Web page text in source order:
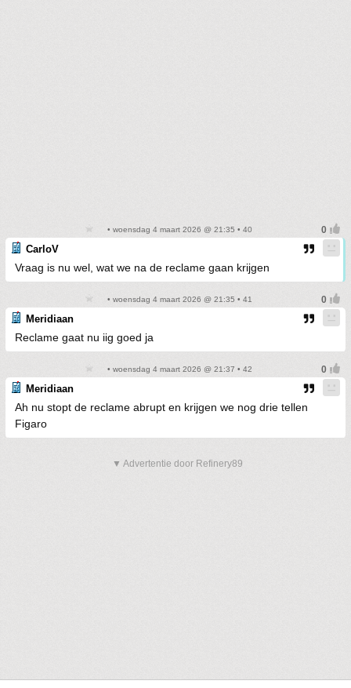
• woensdag 4 maart 2026 @ 21:35 • 40
CarloV
Vraag is nu wel, wat we na de reclame gaan krijgen
• woensdag 4 maart 2026 @ 21:35 • 41
Meridiaan
Reclame gaat nu iig goed ja
• woensdag 4 maart 2026 @ 21:37 • 42
Meridiaan
Ah nu stopt de reclame abrupt en krijgen we nog drie tellen
Figaro
▼ Advertentie door Refinery89